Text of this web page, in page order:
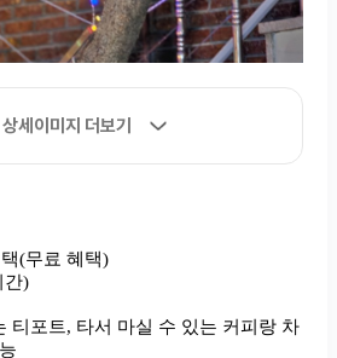
상세이미지 더보기